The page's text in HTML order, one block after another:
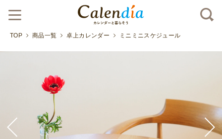
TOP 商品一覧 卓上カレンダー ミニミニスケジュール